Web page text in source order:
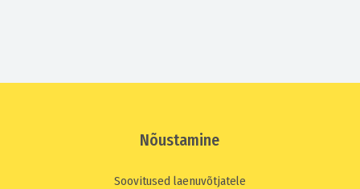
Nõustamine
Soovitused laenuvõtjatele